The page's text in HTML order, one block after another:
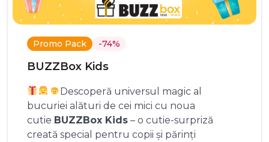
Promo Pack -74%
BUZZBox Kids
Descoperă universul magic al
bucuriei alături de cei mici cu noua
cutie BUZZBox Kids – o cutie-surpriză
creată special pentru copii și părinți